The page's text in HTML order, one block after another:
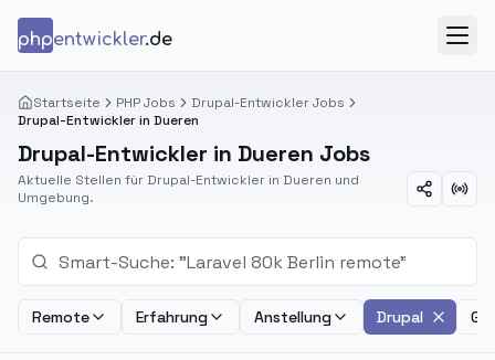
phpentwickler.de
Startseite PHP Jobs
Drupal-Entwickler Jobs
Drupal-Entwickler in Dueren
Drupal-Entwickler in Dueren Jobs
Aktuelle Stellen für Drupal-Entwickler in Dueren und
Umgebung.
Remote Erfahrung Anstellung Drupal